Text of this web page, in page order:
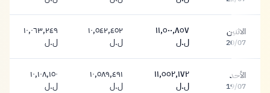
الاثنين
20/07 ١١,٥٠٠,٨٥٧ ليرة
١١,٥٠٠,٨٥٧
ل.ل
١٠,٥٤٢,٤٥٢ ليرة
١٠,٥٤٢,٤٥٢
ل.ل
١٠,٠٦٣,٢٤٩ ليرة
١٠,٠٦٣,٢٤٩
ل.ل
الأحد
19/07 ١١,٥٥٢,١٧٢ ليرة
١١,٥٥٢,١٧٢
ل.ل
١٠,٥٨٩,٤٩١ ليرة
١٠,٥٨٩,٤٩١
ل.ل
١٠,١٠٨,١٥٠ ليرة
١٠,١٠٨,١٥٠
ل.ل